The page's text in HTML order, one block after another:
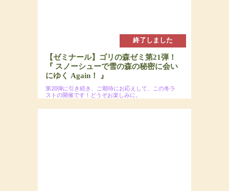
終了しました
【ゼミナール】ゴリの森ゼミ第21弾！
『 スノーシューで雪の森の秘密に会い
にゆく Again！ 』
第20弾に引き続き、ご期待にお応えして、この冬ラ
ストの開催です！どうぞお楽しみに。
2025年3月9日(日)